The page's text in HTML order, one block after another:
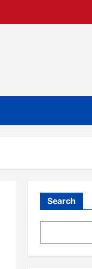
Search